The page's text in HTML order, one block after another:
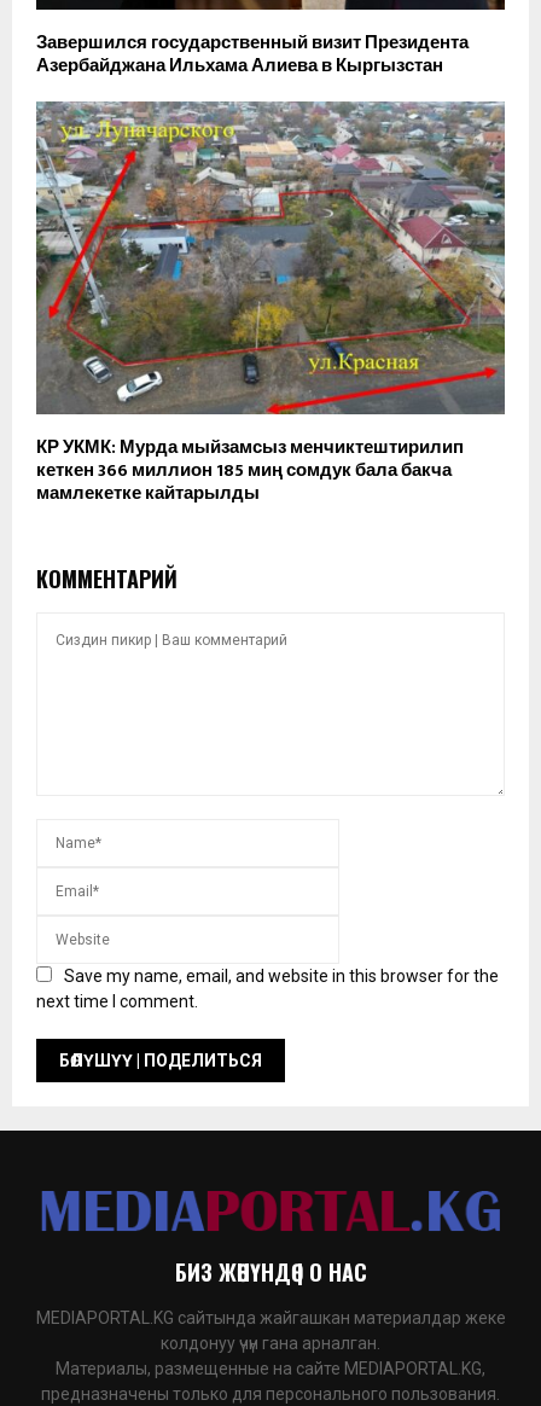
Завершился государственный визит Президента
Азербайджана Ильхама Алиева в Кыргызстан
КР УКМК: Мурда мыйзамсыз менчиктештирилип
кеткен 366 миллион 185 миң сомдук бала бакча
мамлекетке кайтарылды
КОММЕНТАРИЙ
Save my name, email, and website in this browser for the
next time I comment.
БИЗ ЖӨНҮНДӨ | О НАС
MEDIAPORTAL.KG сайтында жайгашкан материалдар жеке
колдонуу үчүн гана арналган.
Материалы, размещенные на сайте MEDIAPORTAL.KG,
предназначены только для персонального пользования.